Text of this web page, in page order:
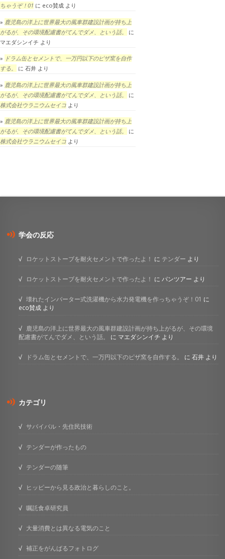
ちゃうぞ！01 に eco賛成 より
鹿児島の洋上に世界最大の風車群建設計画が持ち上
がるが、その環境配慮書がてんでダメ、という話。
に
マエダシンイチ より
ドラム缶とセメントで、一万円以下のピザ窯を自作
する。
に 石井 より
鹿児島の洋上に世界最大の風車群建設計画が持ち上
がるが、その環境配慮書がてんでダメ、という話。
に
株式会社ウラニウムセイコ より
鹿児島の洋上に世界最大の風車群建設計画が持ち上
がるが、その環境配慮書がてんでダメ、という話。
に
株式会社ウラニウムセイコ より
学会の反応
ロケットストーブを耐火セメントで作ったよ！ に テンダー より
ロケットストーブを耐火セメントで作ったよ！ に パンツアー より
壊れたインバーター式洗濯機から水力発電機を作っちゃうぞ！01 に
eco賛成 より
鹿児島の洋上に世界最大の風車群建設計画が持ち上がるが、その環境
配慮書がてんでダメ、という話。
に マエダシンイチ より
ドラム缶とセメントで、一万円以下のピザ窯を自作する。 に石井 より
カテゴリ
サバイバル・先住民技術
テンダーが作ったもの
テンダーの随筆
ヒッピーから見る政治と暮らしのこと。
嘱託食卓研究員
大量消費とは異なる電気のこと
補正をがんばるフォトログ